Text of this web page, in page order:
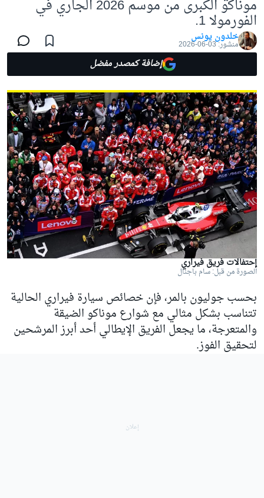
موناكو الكبرى من موسم 2026 الجاري في
الفورمولا 1.
خلدون يونس
منشور:03-06-2026
إضافة كمصدر مفضل
إحتفالات فريق فيراري
الصورة من قبل: سام باجنال
بحسب جوليون بالمر، فإن خصائص سيارة فيراري الحالية
تتناسب بشكل مثالي مع شوارع موناكو الضيقة
والمتعرجة، ما يجعل الفريق الإيطالي أحد أبرز المرشحين
لتحقيق الفوز.